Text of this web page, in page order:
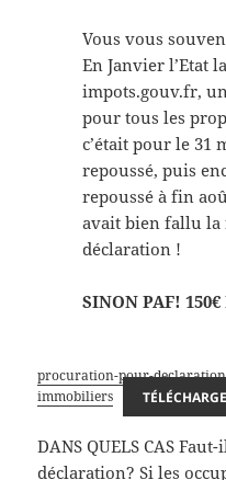
Vous vous
En Janvier l’Etat
impots.gouv.fr,
pour tous les
c’était pour le 31
repoussé, puis
repoussé à fin
avait bien fallu la
déclaration !
SINON PAF! 150€
procuration-pour-
immobiliers
DANS QUELS CAS
déclaration? Si les